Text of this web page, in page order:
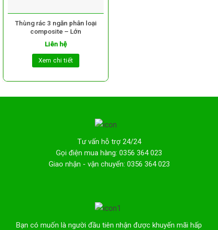
Thùng rác 3 ngăn phân loại
composite – Lớn
Liên hệ
Xem chi tiết
Tư vấn hỗ trợ 24/24
Gọi điện mua hàng: 0356 364 023
Giao nhận - vận chuyển: 0356 364 023
Bạn có muốn là người đầu tiên nhận được khuyến mãi hấp